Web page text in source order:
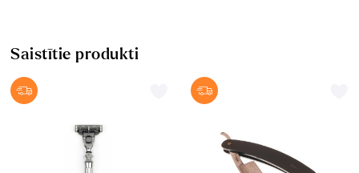
Saistītie produkti